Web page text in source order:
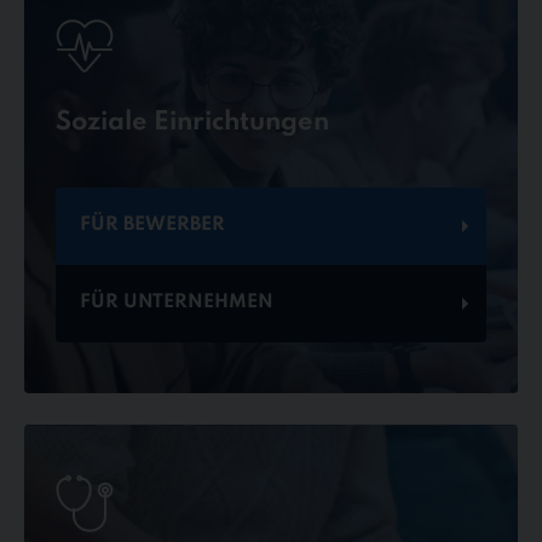
Soziale Einrichtungen
FÜR BEWERBER
FÜR UNTERNEHMEN